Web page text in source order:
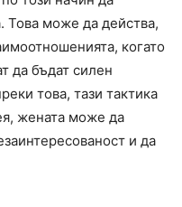
Това може да действа,
когато
да бъдат силен
това, тази тактика
жената може да
и да